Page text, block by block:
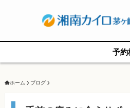
予約枠に限り
ホーム ブログ